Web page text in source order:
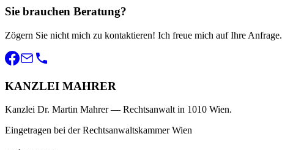
Sie brauchen Beratung?
Zögern Sie nicht mich zu kontaktieren! Ich freue mich auf Ihre Anfrage.
KANZLEI MAHRER
Kanzlei Dr. Martin Mahrer — Rechtsanwalt in 1010 Wien.
Eingetragen bei der Rechtsanwaltskammer Wien